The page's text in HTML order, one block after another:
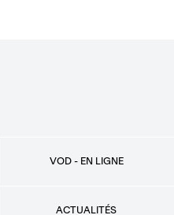
VOD - EN LIGNE
ACTUALITÉS